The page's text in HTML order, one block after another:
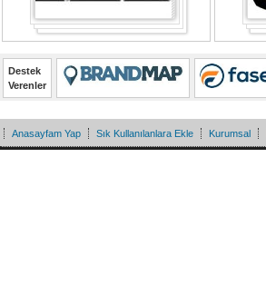
Destek
Verenler
Anasayfam Yap Sık Kullanılanlara Ekle Kurumsal